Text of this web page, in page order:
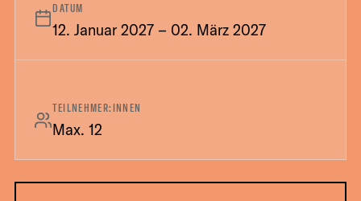
DATUM
12. Januar 2027 – 02. März 2027
TEILNEHMER:INNEN
Max. 12